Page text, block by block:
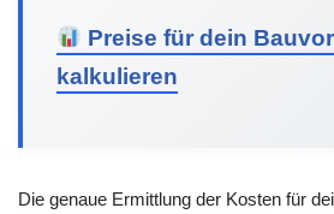
Preise für dein
kalkulieren
Die genaue Ermittlung der Kosten für